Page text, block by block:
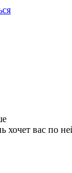
хочет вас по